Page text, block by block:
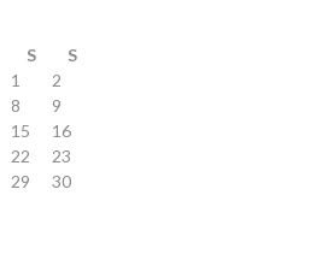
S
S
1
2
8
9
15
16
22
23
29
30